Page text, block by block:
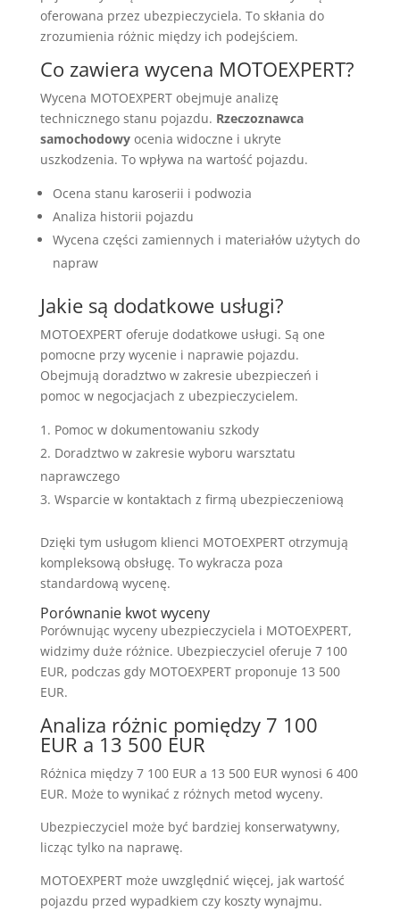
oferowana przez ubezpieczyciela. To skłania do
zrozumienia różnic między ich podejściem.
Co zawiera wycena MOTOEXPERT?
Wycena MOTOEXPERT obejmuje analizę
technicznego stanu pojazdu. Rzeczoznawca
samochodowyocenia widoczne i ukryte
uszkodzenia. To wpływa na wartość pojazdu.
Ocena stanu karoserii i podwozia
Analiza historii pojazdu
Wycena części zamiennych i materiałów użytych do
napraw
Jakie są dodatkowe usługi?
MOTOEXPERT oferuje dodatkowe usługi. Są one
pomocne przy wycenie i naprawie pojazdu.
Obejmują doradztwo w zakresie ubezpieczeń i
pomoc w negocjacjach z ubezpieczycielem.
Pomoc w dokumentowaniu szkody
Doradztwo w zakresie wyboru warsztatu
naprawczego
Wsparcie w kontaktach z firmą ubezpieczeniową
Dzięki tym usługom klienci MOTOEXPERT otrzymują
kompleksową obsługę. To wykracza poza
standardową wycenę.
Porównanie kwot wyceny
Porównując wyceny ubezpieczyciela i MOTOEXPERT,
widzimy duże różnice. Ubezpieczyciel oferuje 7 100
EUR, podczas gdy MOTOEXPERT proponuje 13 500
EUR.
Analiza różnic pomiędzy 7 100
EUR a 13 500 EUR
Różnica między 7 100 EUR a 13 500 EUR wynosi 6 400
EUR. Może to wynikać z różnych metod wyceny.
Ubezpieczyciel może być bardziej konserwatywny,
licząc tylko na naprawę.
MOTOEXPERT może uwzględnić więcej, jak wartość
pojazdu przed wypadkiem czy koszty wynajmu.